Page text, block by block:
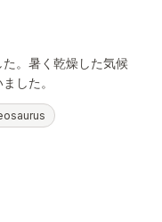
。暑く乾燥した気候
した。